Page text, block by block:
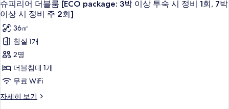
보
기
리
자
세
히
보
기
피
리
어
더
블
룸
[ECO
package:
슈피리어 더블룸 [ECO package: 3박 이상 투숙 시 정비 1회, 7박
이상 시 정비 주 2회]
36㎡
침실 1개
2명
더블침대 1개
무료 WiFi
자세히 보기
슈